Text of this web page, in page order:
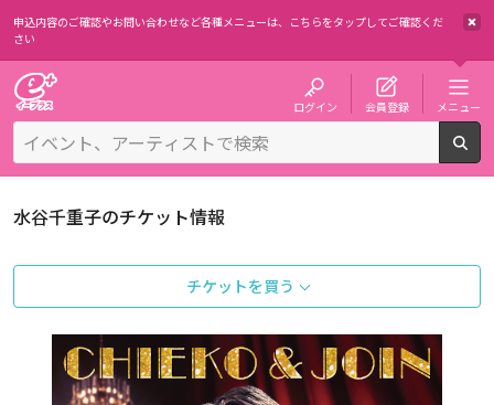
申込内容のご確認やお問い合わせなど各種メニューは、 こちらをタップしてご確認くだ
さい
ログイン 会員登録 メニュー
水谷千重子のチケット情報
チケットを買う